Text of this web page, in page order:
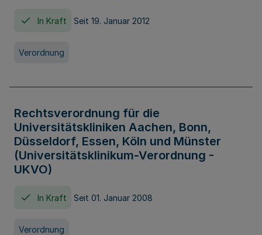
In Kraft Seit 19. Januar 2012
Verordnung
Rechtsverordnung für die
Universitätskliniken Aachen, Bonn,
Düsseldorf, Essen, Köln und Münster
(Universitätsklinikum-Verordnung -
UKVO)
In Kraft Seit 01. Januar 2008
Verordnung